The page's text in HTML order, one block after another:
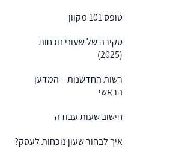
טופס 101 מקוון
סקירה של שעוני נוכחות
(2025)
רשות החדשנות – המדען
הראשי
חישוב שעות עבודה
איך לבחור שעון נוכחות לעסק?